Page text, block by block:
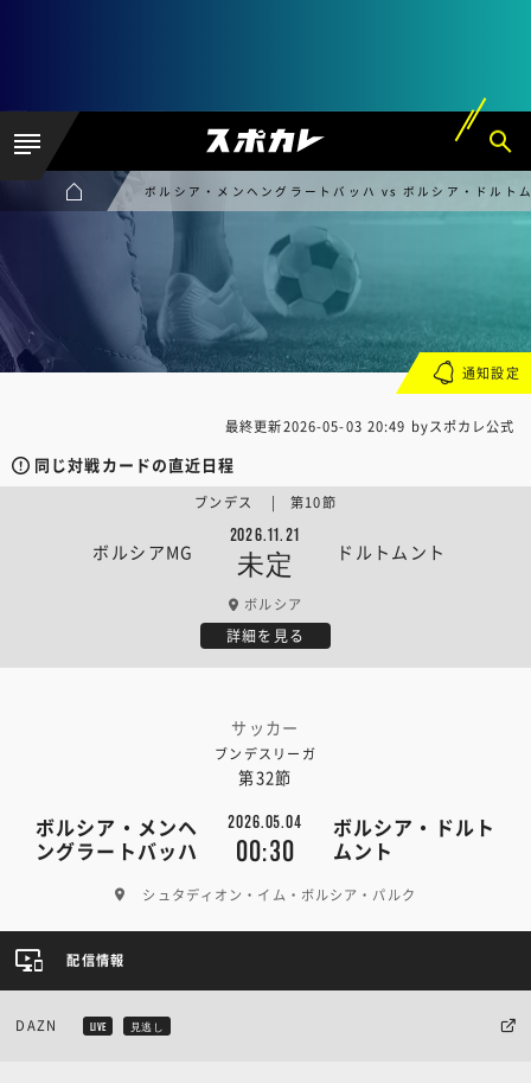
ボルシア・メンヘングラートバッハ vs ボルシア・ドルト
最終更新2026-05-03 20:49 byスポカレ公式
同じ対戦カードの直近日程
ボルシアMG
2026.11.21
未定 ドルトムント
ブンデス | 第10節
ボルシア
詳細を見る
サッカー
ブンデスリーガ
第32節
ボルシア・メンヘ
ングラートバッハ
2026.05.04
00:30
ボルシア・ドルト
ムント
シュタディオン・イム・ボルシア・パルク
通知設定
配信情報
DAZN LIVE 見逃し